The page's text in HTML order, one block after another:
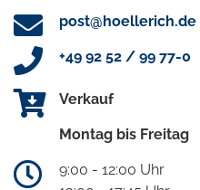
post@hoellerich.de
+49 92 52 / 99 77-0
Verkauf
Montag bis Freitag
9:00 - 12:00 Uhr